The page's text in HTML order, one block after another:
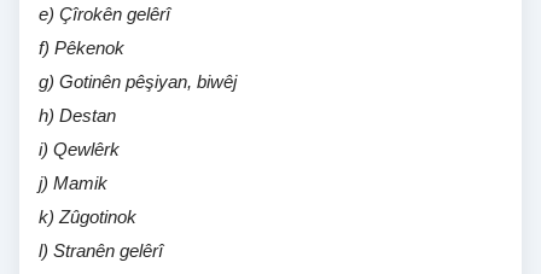
e) Çîrokên gelêrî
f) Pêkenok
g) Gotinên pêşiyan, biwêj
h) Destan
i) Qewlêrk
j) Mamik
k) Zûgotinok
l) Stranên gelêrî